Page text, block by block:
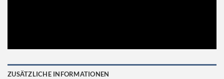
ZUSÄTZLICHE INFORMATIONEN